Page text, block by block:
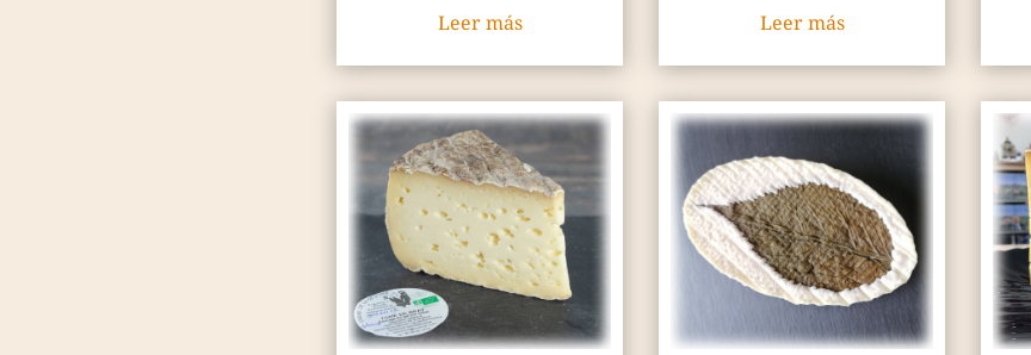
Leer más
Leer más